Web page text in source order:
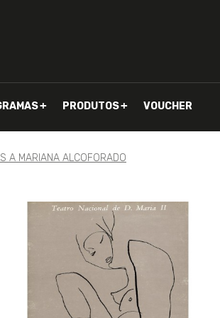
PRODUTOS VOUCHER
A MARIANA ALCOFORADO